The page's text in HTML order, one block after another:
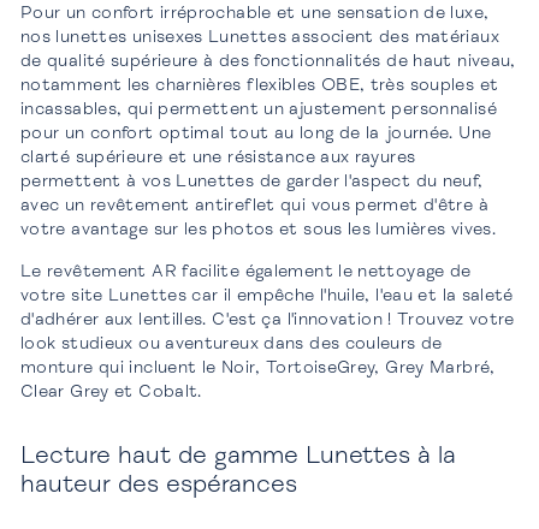
Pour un confort irréprochable et une sensation de luxe,
nos lunettes unisexes Lunettes associent des matériaux
de qualité supérieure à des fonctionnalités de haut niveau,
notamment les charnières flexibles OBE, très souples et
incassables, qui permettent un ajustement personnalisé
pour un confort optimal tout au long de la journée. Une
clarté supérieure et une résistance aux rayures
permettent à vos Lunettes de garder l'aspect du neuf,
avec un revêtement antireflet qui vous permet d'être à
votre avantage sur les photos et sous les lumières vives.
Le revêtement AR facilite également le nettoyage de
votre site Lunettes car il empêche l'huile, l'eau et la saleté
d'adhérer aux lentilles. C'est ça l'innovation ! Trouvez votre
look studieux ou aventureux dans des couleurs de
monture qui incluent le Noir, TortoiseGrey, Grey Marbré,
Clear Grey et Cobalt.
Lecture haut de gamme Lunettes à la
hauteur des espérances